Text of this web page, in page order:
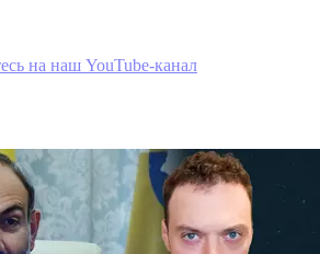
на наш YouTube-канал